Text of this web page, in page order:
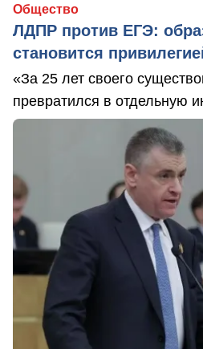
Общество
ЛДПР против ЕГЭ:
становится
«За 25 лет своего
превратился в отдельную